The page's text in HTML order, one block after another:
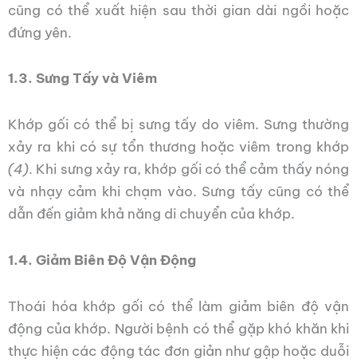
cũng có thể xuất hiện sau thời gian dài ngồi hoặc
đứng yên.
1.3. Sưng Tấy và Viêm
Khớp gối có thể bị sưng tấy do viêm. Sưng thường
xảy ra khi có sự tổn thương hoặc viêm trong khớp
(4). Khi sưng xảy ra, khớp gối có thể cảm thấy nóng
và nhạy cảm khi chạm vào. Sưng tấy cũng có thể
dẫn đến giảm khả năng di chuyển của khớp.
1.4. Giảm Biên Độ Vận Động
Thoái hóa khớp gối có thể làm giảm biên độ vận
động của khớp. Người bệnh có thể gặp khó khăn khi
thực hiện các động tác đơn giản như gập hoặc duỗi